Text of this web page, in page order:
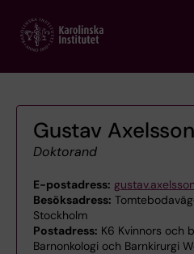
main
Gustav Axelsson
Doktorand
E-postadress:
Besöksadress:
Stockholm
Postadress: K6 Kvinnors och
Barnonkologi och Barnkirurgi